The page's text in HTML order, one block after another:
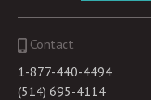
Contact
1-877-440-4494
(514) 695-4114